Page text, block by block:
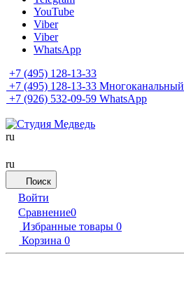
YouTube
Viber
Viber
WhatsApp
+7 (495) 128-13-33
+7 (495) 128-13-33 Многоканальный
+7 (926) 532-09-59 WhatsApp
ru
ru
Поиск
Войти
Сравнение0
Избранные товары 0
Корзина 0